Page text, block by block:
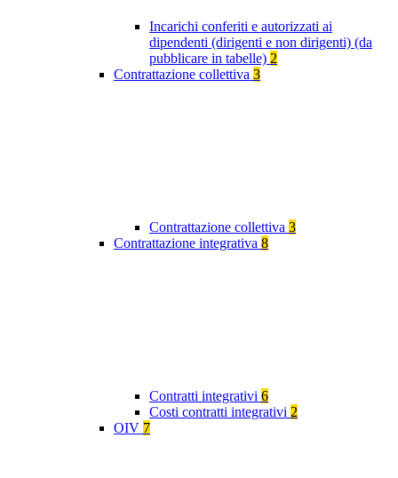
Incarichi conferiti e autorizzati ai
dipendenti (dirigenti e non dirigenti) (da
pubblicare in tabelle) 2
Contrattazione collettiva 3
Contrattazione collettiva 3
Contrattazione integrativa 8
Contratti integrativi 6
Costi contratti integrativi 2
OIV 7